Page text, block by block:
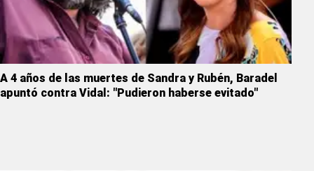
A 4 años de las muertes de Sandra y Rubén, Baradel
apuntó contra Vidal: "Pudieron haberse evitado"